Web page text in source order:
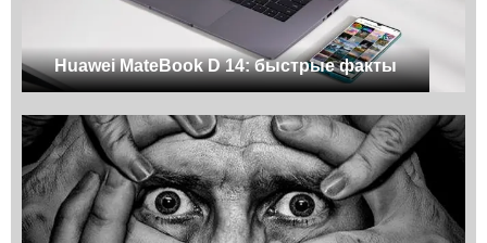
Huawei MateBook D 14: быстрые факты